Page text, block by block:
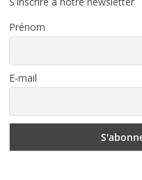
Prénom
E-mail